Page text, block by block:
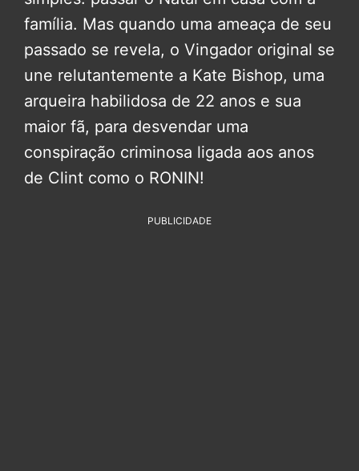
família. Mas quando uma ameaça de seu
passado se revela, o Vingador original se
une relutantemente a Kate Bishop, uma
arqueira habilidosa de 22 anos e sua
maior fã, para desvendar uma
conspiração criminosa ligada aos anos
de Clint como o RONIN!
PUBLICIDADE